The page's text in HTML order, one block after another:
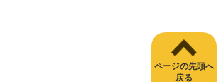
ページの先頭へ
戻る